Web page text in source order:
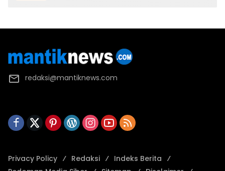
redaksi@mantiknews.com
Privacy Policy Redaksi
Indeks Berita